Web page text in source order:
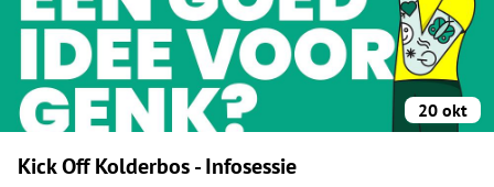
20 okt
Kick Off Kolderbos - Infosessie